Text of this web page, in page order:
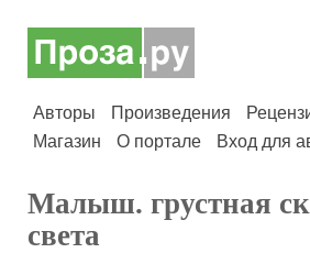
Авторы Произведения
Магазин
О портале Вход для
Малыш. грустная
света